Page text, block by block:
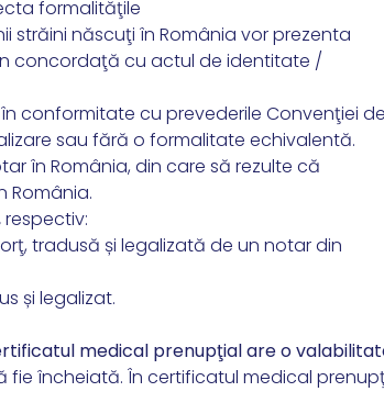
formalităţile
străini născuţi în România vor prezenta
concordaţă cu actul de identitate /
conformitate cu prevederile Convenţiei
sau fără o formalitate echivalentă.
în România, din care să rezulte că
România.
respectiv:
tradusă și legalizată de un notar din
și legalizat.
medical prenupţial are o
fie încheiată. În certificatul medical